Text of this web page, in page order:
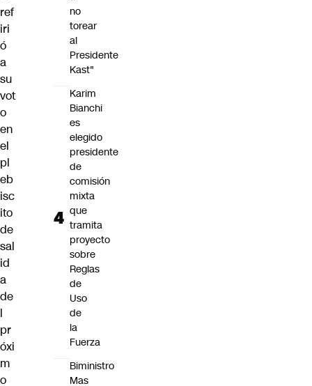
ref
iri
ó
a
su
vot
o
en
el
pl
eb
isc
ito
de
sal
id
a
de
l
pr
óxi
m
o
no
torear
al
Presidente
Kast"
Karim
Bianchi
es
elegido
presidente
de
comisión
mixta
que
tramita
proyecto
sobre
Reglas
de
Uso
de
la
Fuerza
Biministro
Mas